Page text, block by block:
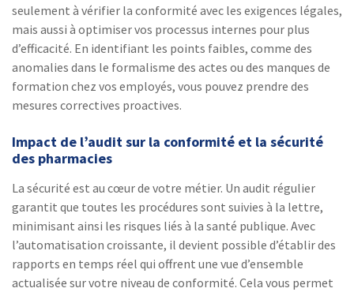
seulement à vérifier la conformité avec les exigences légales,
mais aussi à optimiser vos processus internes pour plus
d’efficacité. En identifiant les points faibles, comme des
anomalies dans le formalisme des actes ou des manques de
formation chez vos employés, vous pouvez prendre des
mesures correctives proactives.
Impact de l’audit sur la conformité et la sécurité
des pharmacies
La sécurité est au cœur de votre métier. Un audit régulier
garantit que toutes les procédures sont suivies à la lettre,
minimisant ainsi les risques liés à la santé publique. Avec
l’automatisation croissante, il devient possible d’établir des
rapports en temps réel qui offrent une vue d’ensemble
actualisée sur votre niveau de conformité. Cela vous permet